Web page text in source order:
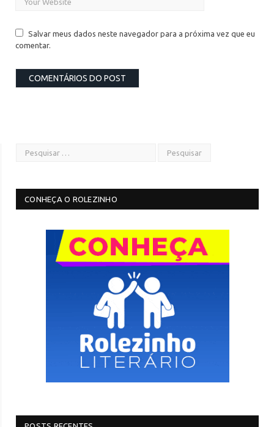
Salvar meus dados neste navegador para a próxima vez que eu
comentar.
CONHEÇA O ROLEZINHO